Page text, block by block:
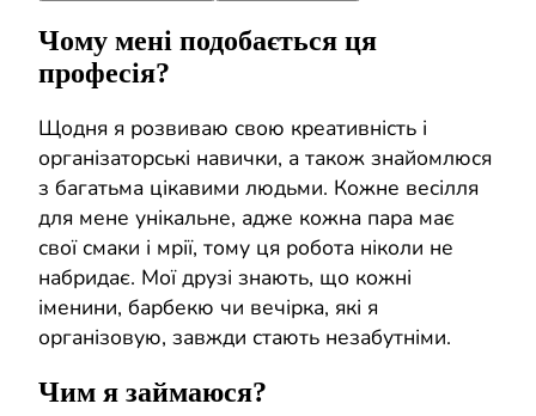
Чому мені подобається ця
професія?
Щодня я розвиваю свою креативність і
організаторські навички, а також знайомлюся
з багатьма цікавими людьми. Кожне весілля
для мене унікальне, адже кожна пара має
свої смаки і мрії, тому ця робота ніколи не
набридає. Мої друзі знають, що кожні
іменини, барбекю чи вечірка, які я
організовую, завжди стають незабутніми.
Чим я займаюся?